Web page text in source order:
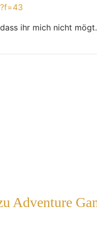
ihr mich nicht
Adventure